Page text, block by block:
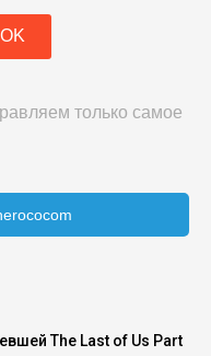
только самое
The Last of Us Part